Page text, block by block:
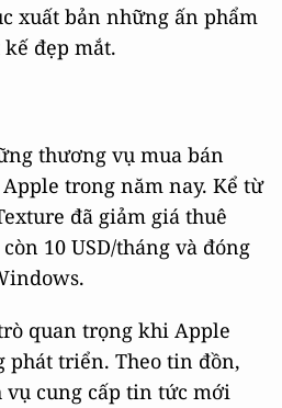
xuất bản những ấn phẩm
đẹp mắt.
thương vụ mua bán
trong năm nay. Kể từ
đã giảm giá thuê
10 USD/tháng và đóng
quan trọng khi Apple
phát triển. Theo tin đồn,
vụ cung cấp tin tức mới